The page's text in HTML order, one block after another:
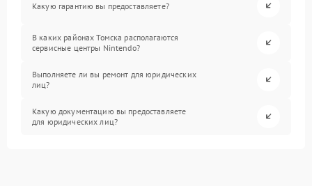
Какую гарантию вы предоставляете?
В каких районах Томска располагаются
сервисные центры Nintendo?
Выполняете ли вы ремонт для юридических
лиц?
Какую документацию вы предоставляете
для юридических лиц?